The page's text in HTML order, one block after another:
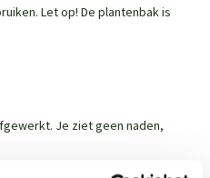
Let op! De plantenbak is
Je ziet geen naden,